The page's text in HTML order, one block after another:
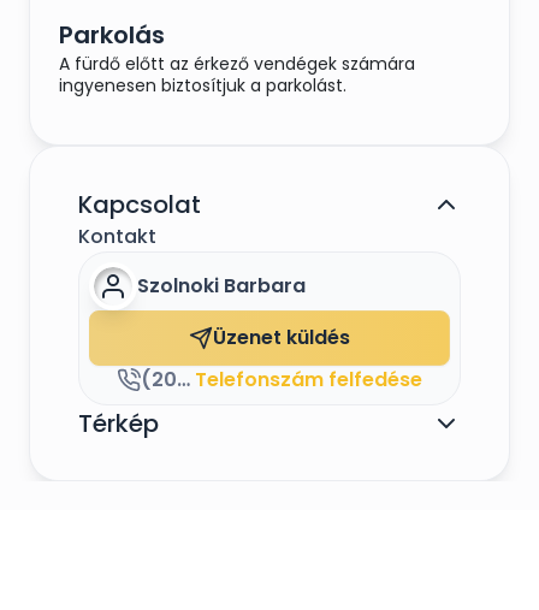
Parkolás
A fürdő előtt az érkező vendégek számára
ingyenesen biztosítjuk a parkolást.
Kapcsolat
Kontakt
Szolnoki Barbara
Üzenet küldés
(20) 333 0843 Telefonszám felfedése
Térkép